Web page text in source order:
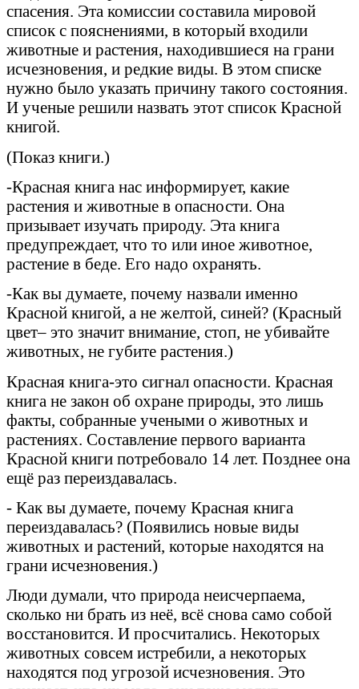
спасения. Эта комиссии составила мировой
список с пояснениями, в который входили
животные и растения, находившиеся на грани
исчезновения, и редкие виды. В этом списке
нужно было указать причину такого состояния.
И ученые решили назвать этот список Красной
книгой.
(Показ книги.)
-Красная книга нас информирует, какие
растения и животные в опасности. Она
призывает изучать природу. Эта книга
предупреждает, что то или иное животное,
растение в беде. Его надо охранять.
-Как вы думаете, почему назвали именно
Красной книгой, а не желтой, синей? (Красный
цвет– это значит внимание, стоп, не убивайте
животных, не губите растения.)
Красная книга-это сигнал опасности. Красная
книга не закон об охране природы, это лишь
факты, собранные учеными о животных и
растениях. Составление первого варианта
Красной книги потребовало 14 лет. Позднее она
ещё раз переиздавалась.
- Как вы думаете, почему Красная книга
переиздавалась? (Появились новые виды
животных и растений, которые находятся на
грани исчезновения.)
Люди думали, что природа неисчерпаема,
сколько ни брать из неё, всё снова само собой
восстановится. И просчитались. Некоторых
животных совсем истребили, а некоторых
находятся под угрозой исчезновения. Это